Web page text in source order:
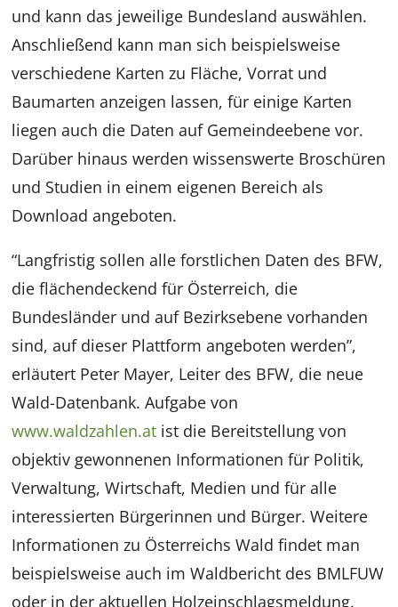
und kann das jeweilige Bundesland auswählen.
Anschließend kann man sich beispielsweise
verschiedene Karten zu Fläche, Vorrat und
Baumarten anzeigen lassen, für einige Karten
liegen auch die Daten auf Gemeindeebene vor.
Darüber hinaus werden wissenswerte Broschüren
und Studien in einem eigenen Bereich als
Download angeboten.
“Langfristig sollen alle forstlichen Daten des BFW,
die flächendeckend für Österreich, die
Bundesländer und auf Bezirksebene vorhanden
sind, auf dieser Plattform angeboten werden”,
erläutert Peter Mayer, Leiter des BFW, die neue
Wald-Datenbank. Aufgabe von
www.waldzahlen.at ist die Bereitstellung von
objektiv gewonnenen Informationen für Politik,
Verwaltung, Wirtschaft, Medien und für alle
interessierten Bürgerinnen und Bürger. Weitere
Informationen zu Österreichs Wald findet man
beispielsweise auch im Waldbericht des BMLFUW
oder in der aktuellen Holzeinschlagsmeldung.